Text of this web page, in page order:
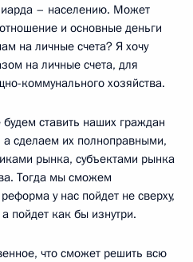
– населению. Может
и основные деньги
на личные счета? Я хочу
на личные счета, для
коммунального хозяйства.
ставить наших граждан
сделаем их полноправными,
рынка, субъектами рынка
Тогда мы сможем
у нас пойдет не сверху,
пойдет как бы изнутри.
что сможет решить всю